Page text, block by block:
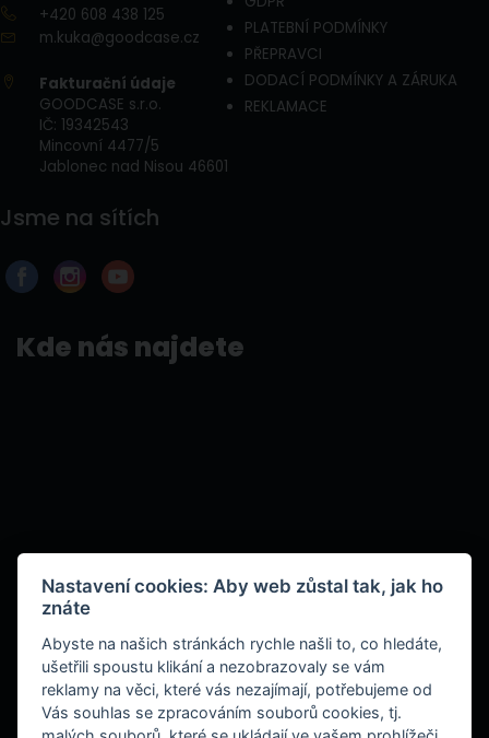
+420 608 438 125
m.kuka@goodcase.cz
Fakturační údaje
GOODCASE s.r.o.
IČ: 19342543
​Mincovní 4477/5
Jablonec nad Nisou 46601
Jsme na sítích
PLATEBNÍ PODMÍNKY
PŘEPRAVCI
DODACÍ PODMÍNKY A ZÁRUKA
REKLAMACE
Kde nás najdete
Nastavení cookies: Aby web zůstal tak, jak ho
znáte
Abyste na našich stránkách rychle našli to, co hledáte,
ušetřili spoustu klikání a nezobrazovaly se vám
reklamy na věci, které vás nezajímají, potřebujeme od
Vás souhlas se zpracováním souborů cookies, tj.